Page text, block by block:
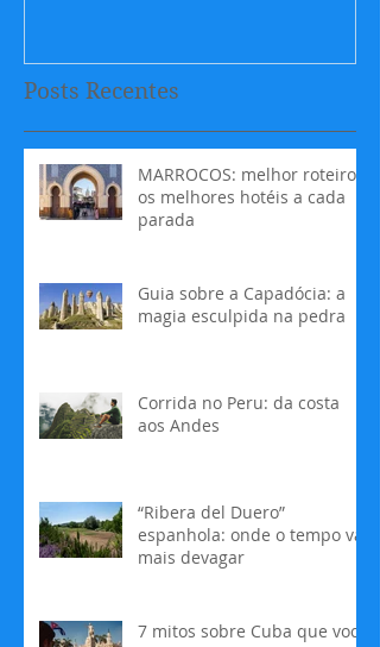
Posts Recentes
MARROCOS: melhor roteiro e
os melhores hotéis a cada
parada
Guia sobre a Capadócia: a
magia esculpida na pedra
Corrida no Peru: da costa
aos Andes
“Ribera del Duero”
espanhola: onde o tempo vai
mais devagar
7 mitos sobre Cuba que você